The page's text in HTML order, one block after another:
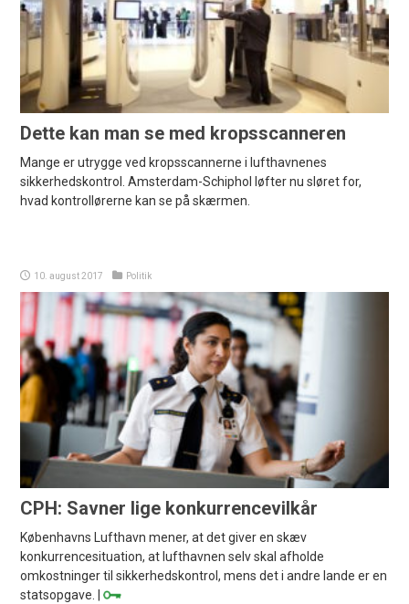
Dette kan man se med kropsscanneren
Mange er utrygge ved kropsscannerne i lufthavnenes
sikkerhedskontrol. Amsterdam-Schiphol løfter nu sløret for,
hvad kontrollørerne kan se på skærmen.
10. august 2017 Politik
CPH: Savner lige konkurrencevilkår
Københavns Lufthavn mener, at det giver en skæv
konkurrencesituation, at lufthavnen selv skal afholde
omkostninger til sikkerhedskontrol, mens det i andre lande er en
statsopgave. |